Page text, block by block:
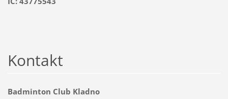
Kontakt
Badminton Club Kladno